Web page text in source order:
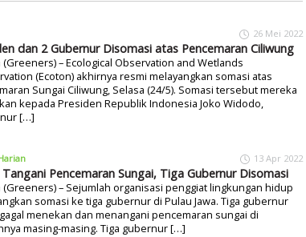
26 Mei 2022
dan 2 Gubernur Disomasi atas Pencemaran Ciliwung
(Greeners) – Ecological Observation and Wetlands
(Ecoton) akhirnya resmi melayangkan somasi atas
Sungai Ciliwung, Selasa (24/5). Somasi tersebut mereka
kepada Presiden Republik Indonesia Joko Widodo,
[…]
13 Apr 2022
Tangani Pencemaran Sungai, Tiga Gubernur Disomasi
(Greeners) – Sejumlah organisasi penggiat lingkungan hidup
somasi ke tiga gubernur di Pulau Jawa. Tiga gubernur
menekan dan menangani pencemaran sungai di
masing-masing. Tiga gubernur […]